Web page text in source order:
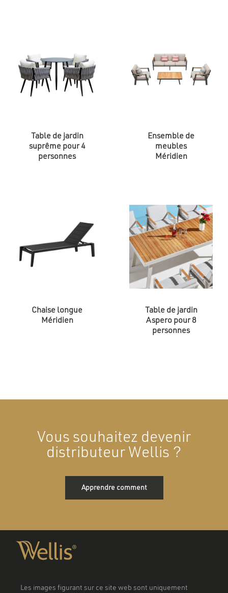
Table de jardin
suprême pour 4
personnes
Ensemble de
meubles
Méridien
Chaise longue
Méridien
Table de jardin
Aspero pour 8
personnes
Vous souhaitez devenir
distributeur Wellis ?
Apprendre comment
Les images figurant sur ce site web sont uniquement